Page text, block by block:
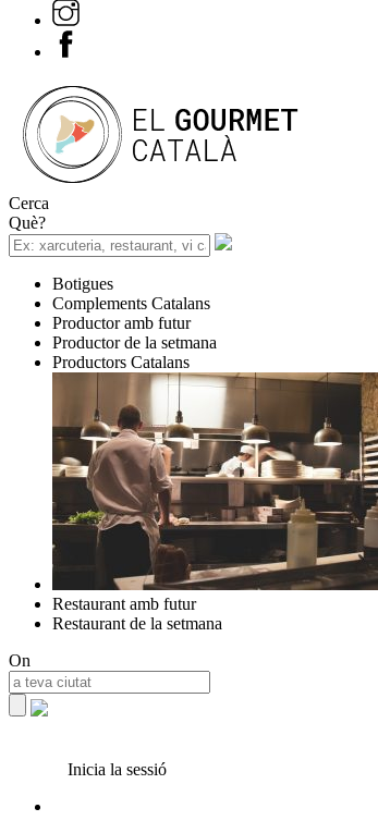
Cerca
Què?
Botigues
Complements Catalans
Productor amb futur
Productor de la setmana
Productors Catalans
Restaurant amb futur
Restaurant de la setmana
On
Inicia la sessió